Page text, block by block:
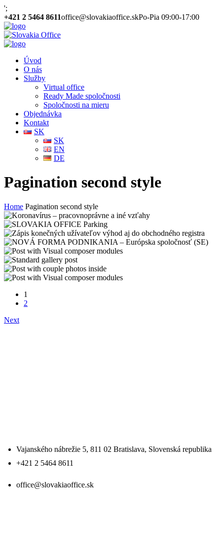
';
+421 2 5464 8611office@slovakiaoffice.skPo-Pia 09:00-17:00
Úvod
O nás
Služby
Virtual office
Ready Made spoločnosti
Spoločnosti na mieru
Objednávka
Kontakt
SK
SK
EN
DE
Pagination second style
Home Pagination second style
1
2
Next
Vajanského nábrežie 5, 811 02 Bratislava, Slovenská republika
+421 2 5464 8611
office@slovakiaoffice.sk